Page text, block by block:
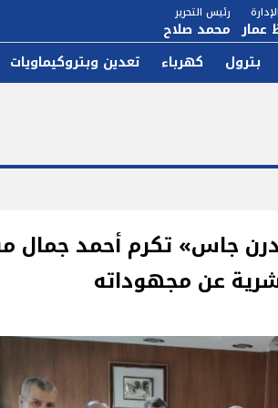
عمار
رئيس التحرير
محمد صلاح
بترول كهرباء تعدين وبتروكيماويات
جاس» تكرم أحمد جمال
عن مجهوداته